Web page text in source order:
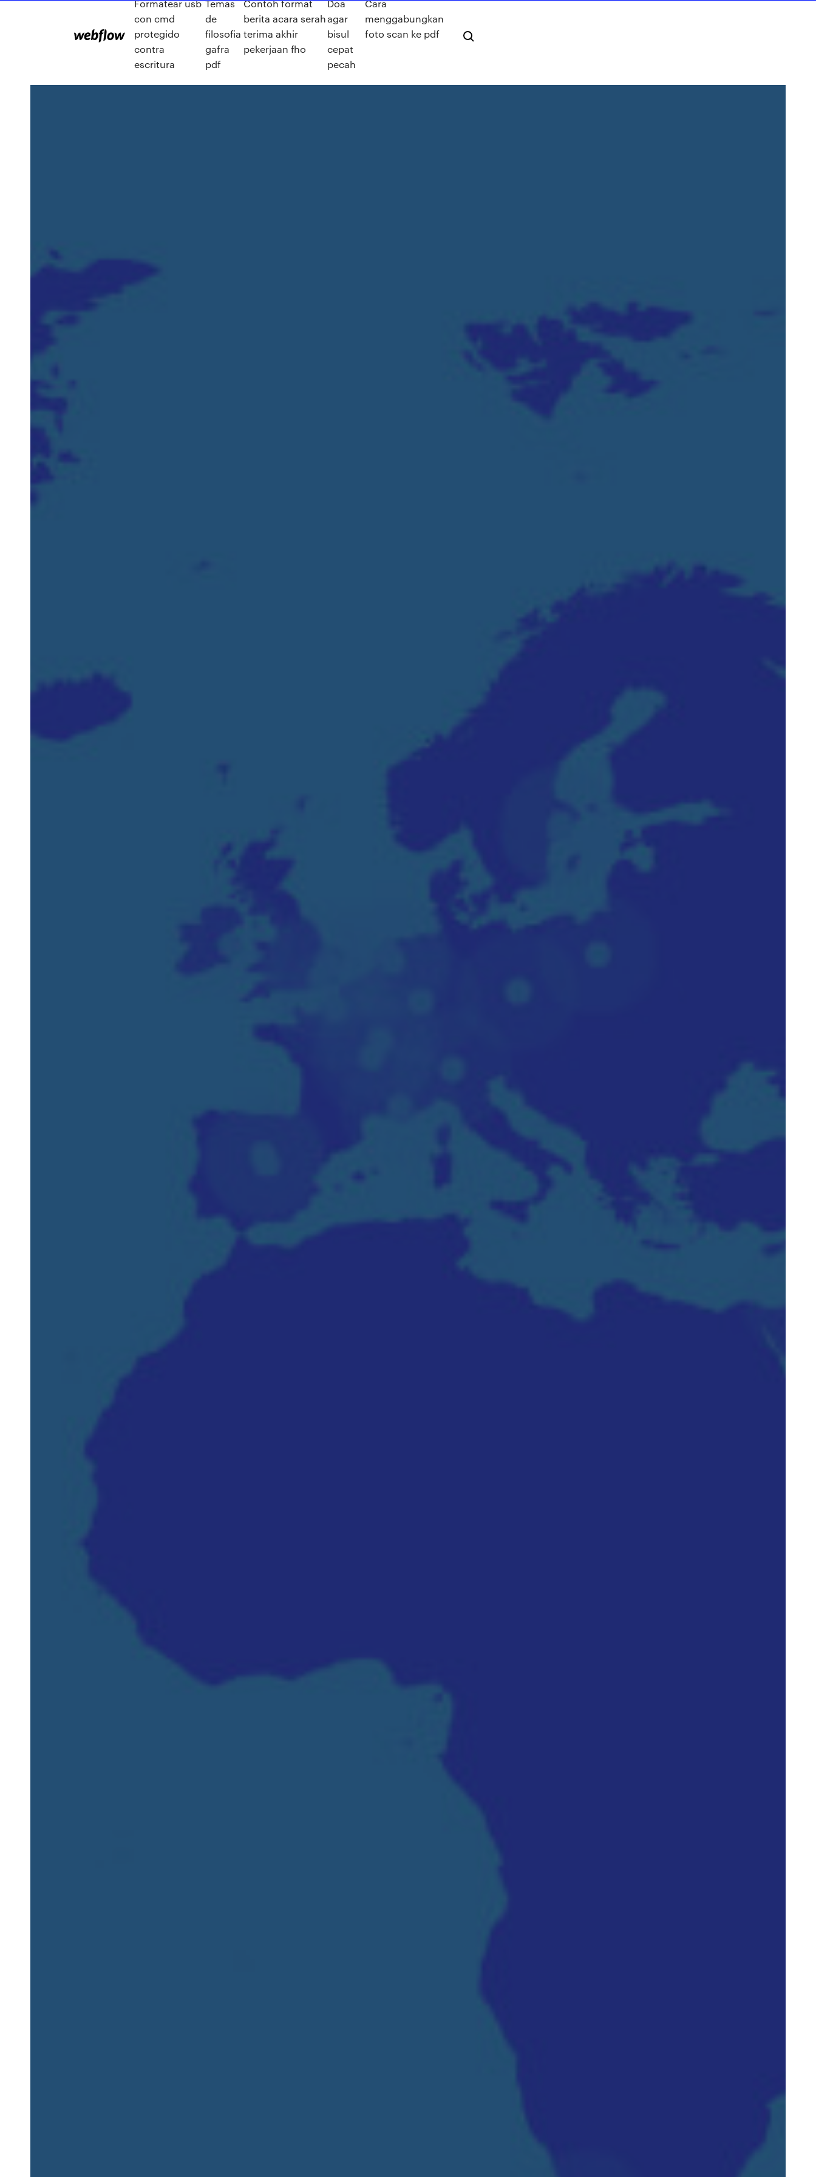
Formatear usb
con cmd
protegido
contra
escritura
Temas
de
filosofia
gafra
pdf
Contoh format
berita acara serah
terima akhir
pekerjaan fho
Doa
agar
bisul
cepat
pecah
Cara
menggabungkan
foto scan ke pdf